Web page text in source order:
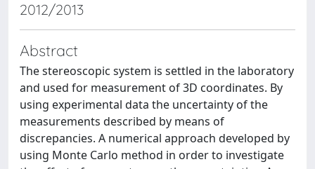
2012/2013
Abstract
The stereoscopic system is settled in the laboratory
and used for measurement of 3D coordinates. By
using experimental data the uncertainty of the
measurements described by means of
discrepancies. A numerical approach developed by
using Monte Carlo method in order to investigate